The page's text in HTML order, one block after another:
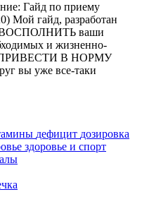
Гайд по приему
Мой гайд, разработан
ВОСПОЛНИТЬ ваши
и жизненно-
ПРИВЕСТИ В НОРМУ
вы уже все-таки
дефицит дозировка
здоровье и спорт